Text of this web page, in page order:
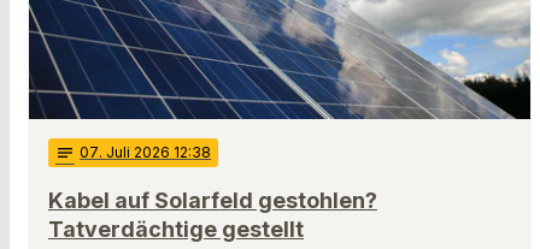
notes 07. Juli 2026 12:38
Kabel auf Solarfeld gestohlen?
Tatverdächtige gestellt